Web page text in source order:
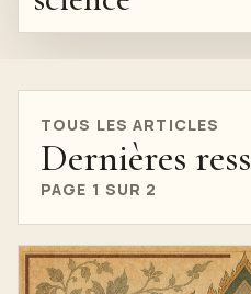
TOUS LES ARTICLES
Dernières
PAGE 1 SUR 2